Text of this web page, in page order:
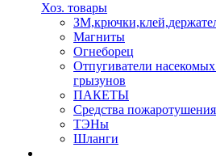
Хоз. товары
Магниты
Огнеборец
Отпугиватели
грызунов
ПАКЕТЫ
Средства пожаротушения
ТЭНы
Шланги